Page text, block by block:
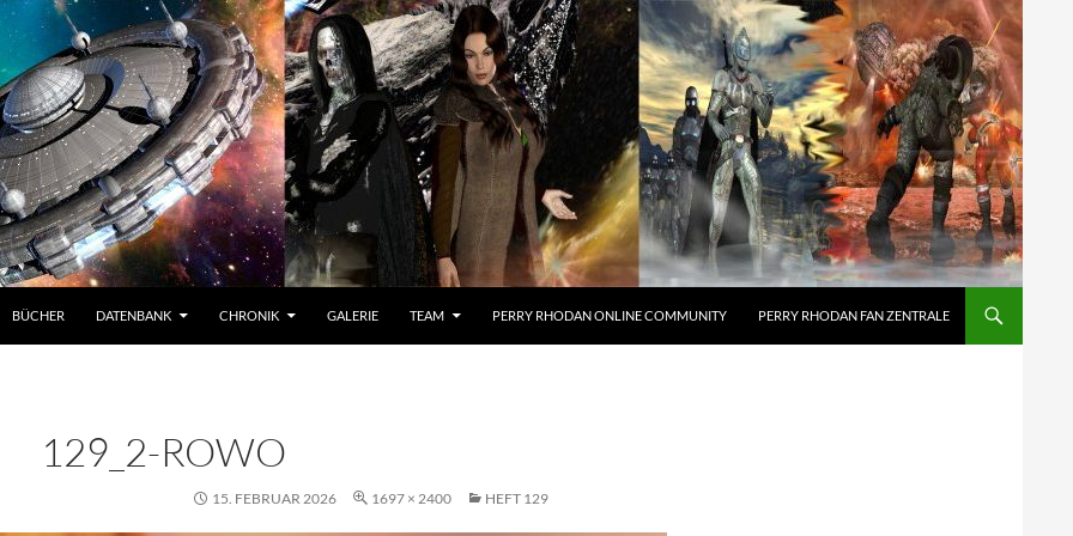
BÜCHER DATENBANK CHRONIK GALERIE TEAM PERRY RHODAN ONLINE COMMUNITY PERRY RHODAN FAN ZENTRALE
129_2-ROWO
15. FEBRUAR 2026 1697 × 2400 HEFT 129